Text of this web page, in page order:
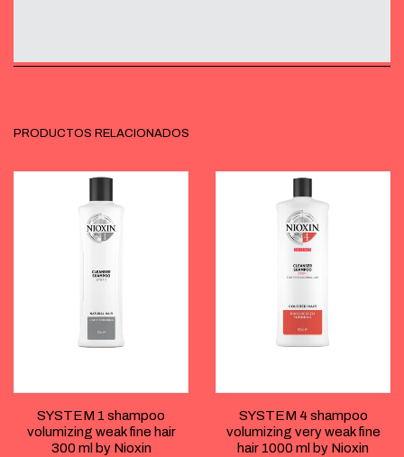
PRODUCTOS RELACIONADOS
SYSTEM 1 shampoo
volumizing weak fine hair
300 ml by Nioxin
SYSTEM 4 shampoo
volumizing very weak fine
hair 1000 ml by Nioxin